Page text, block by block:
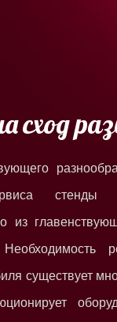
сход
стенды
из
Необходимость
существует